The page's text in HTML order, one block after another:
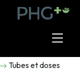
Tubes et doses